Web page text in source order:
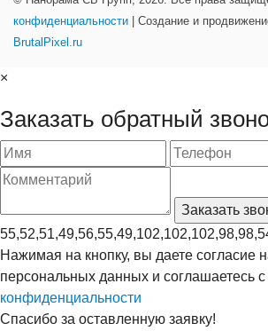
конфиденциальности | Создание и
BrutalPixel.ru
×
Заказать обратный
Нажимая на кнопку, вы даете согласие
персональных данных и соглашаетесь с
конфиденциальности
Спасибо за оставленную заявку!